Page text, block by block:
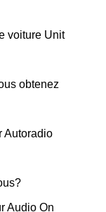
voiture Unit
obtenez
Autoradio
Audio On